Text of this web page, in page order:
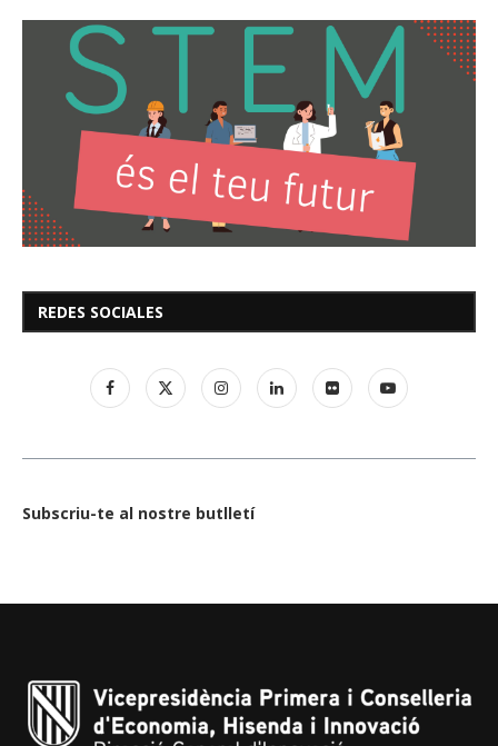
REDES SOCIALES
Subscriu-te al nostre butlletí